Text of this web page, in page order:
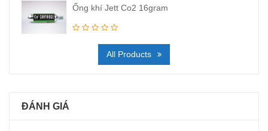
Ống khí Jett Co2 16gram
All Products
ĐÁNH GIÁ